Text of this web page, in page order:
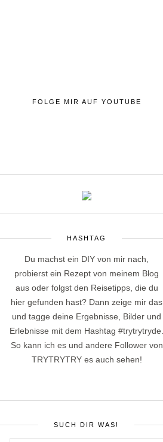
FOLGE MIR AUF YOUTUBE
HASHTAG
Du machst ein DIY von mir nach,
probierst ein Rezept von meinem Blog
aus oder folgst den Reisetipps, die du
hier gefunden hast? Dann zeige mir das
und tagge deine Ergebnisse, Bilder und
Erlebnisse mit dem Hashtag #trytrytryde.
So kann ich es und andere Follower von
TRYTRYTRY es auch sehen!
SUCH DIR WAS!